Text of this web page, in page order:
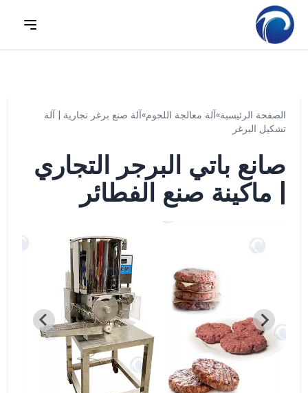
الصفحة الرئيسية»آلة معالجة اللحوم»آلة صنع برغر تجارية | آلة
تشكيل البرغر
صانع باتي البرجر التجاري
| ماكينة صنع الفطائر